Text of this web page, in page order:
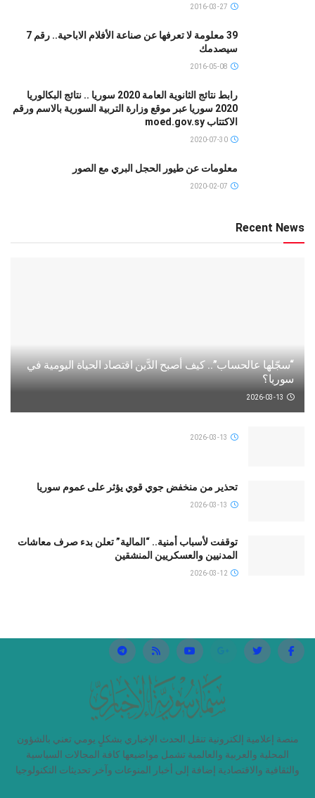
39 معلومة لا تعرفها عن صناعة الأفلام الاباحية.. رقم 7
سيصدمك
رابط نتائج الثانوية العامة 2020 سوريا .. نتائج البكالوريا
2020 سوريا عبر موقع وزارة التربية السورية بالاسم ورقم
الاكتتاب moed.gov.sy
معلومات عن طيور الحجل البري مع الصور
Recent News
“سجّلها عالحساب”.. كيف أصبح الدَّين اقتصاد الحياة اليومية في
سوريا؟
تحذير من منخفض جوي قوي يؤثر على عموم سوريا
توقفت لأسباب أمنية.. “المالية” تعلن بدء صرف معاشات
المدنيين والعسكريين المنشقين
منصة إعلامية إلكترونية تنقل الحدث الإخباري بشكلٍ يومي تعني بالشؤون
المحلية والعربية والعالمية تشمل مواضيعها كافة المجالات السياسية
والثقافية والاقتصادية إضافة إلى أخبار المنوعات وآخر تحديثات التكنولوجيا